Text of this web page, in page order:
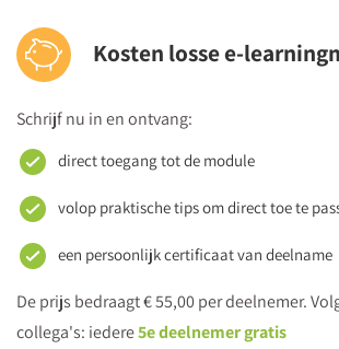
Kosten losse e-
Schrijf nu in en ontvang:
direct toegang tot de module
volop praktische tips om direct toe te
een persoonlijk certificaat van deelname
De prijs bedraagt € 55,00 per deelnemer.
collega's: iedere5e deelnemer gratis